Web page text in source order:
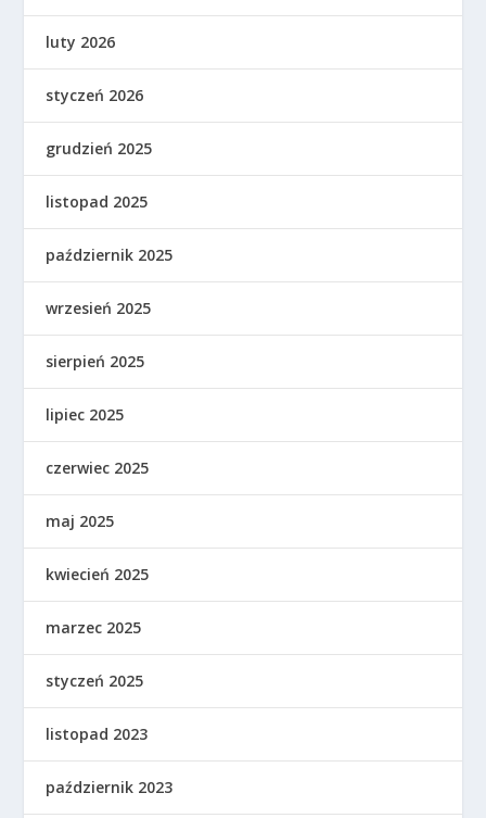
luty 2026
styczeń 2026
grudzień 2025
listopad 2025
październik 2025
wrzesień 2025
sierpień 2025
lipiec 2025
czerwiec 2025
maj 2025
kwiecień 2025
marzec 2025
styczeń 2025
listopad 2023
październik 2023